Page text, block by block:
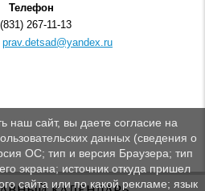
Телефон
267-11-13
prav.detsad@yandex.ru
наш сайт, вы даете согласие на
данных (сведения о
ОС; тип и версия Браузера; тип
экрана; источник откуда пришел
сайта или по какой рекламе; язык